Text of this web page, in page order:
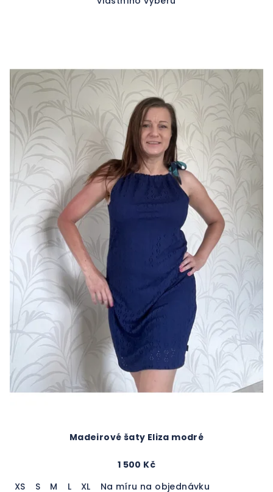
Madeirové šaty Eliza modré
1 500 Kč
XS
S M L XL Na míru na objednávku